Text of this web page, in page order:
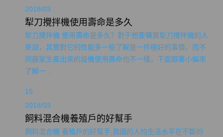
2018/03
犁刀攪拌機使用壽命是多久
犁刀攪拌機 使用壽命是多久？對于想要購買犁刀攪拌機的人
來說，其實對它的性能多一些了解是一件極好的事情，而不
同廠家生產出來的設備使用壽命也不一樣，下面跟著小編來
了解一...
15
2018/03
飼料混合機養殖戶的好幫手
飼料混合機 養殖戶的好幫手,我國的人均生活水平在不斷的